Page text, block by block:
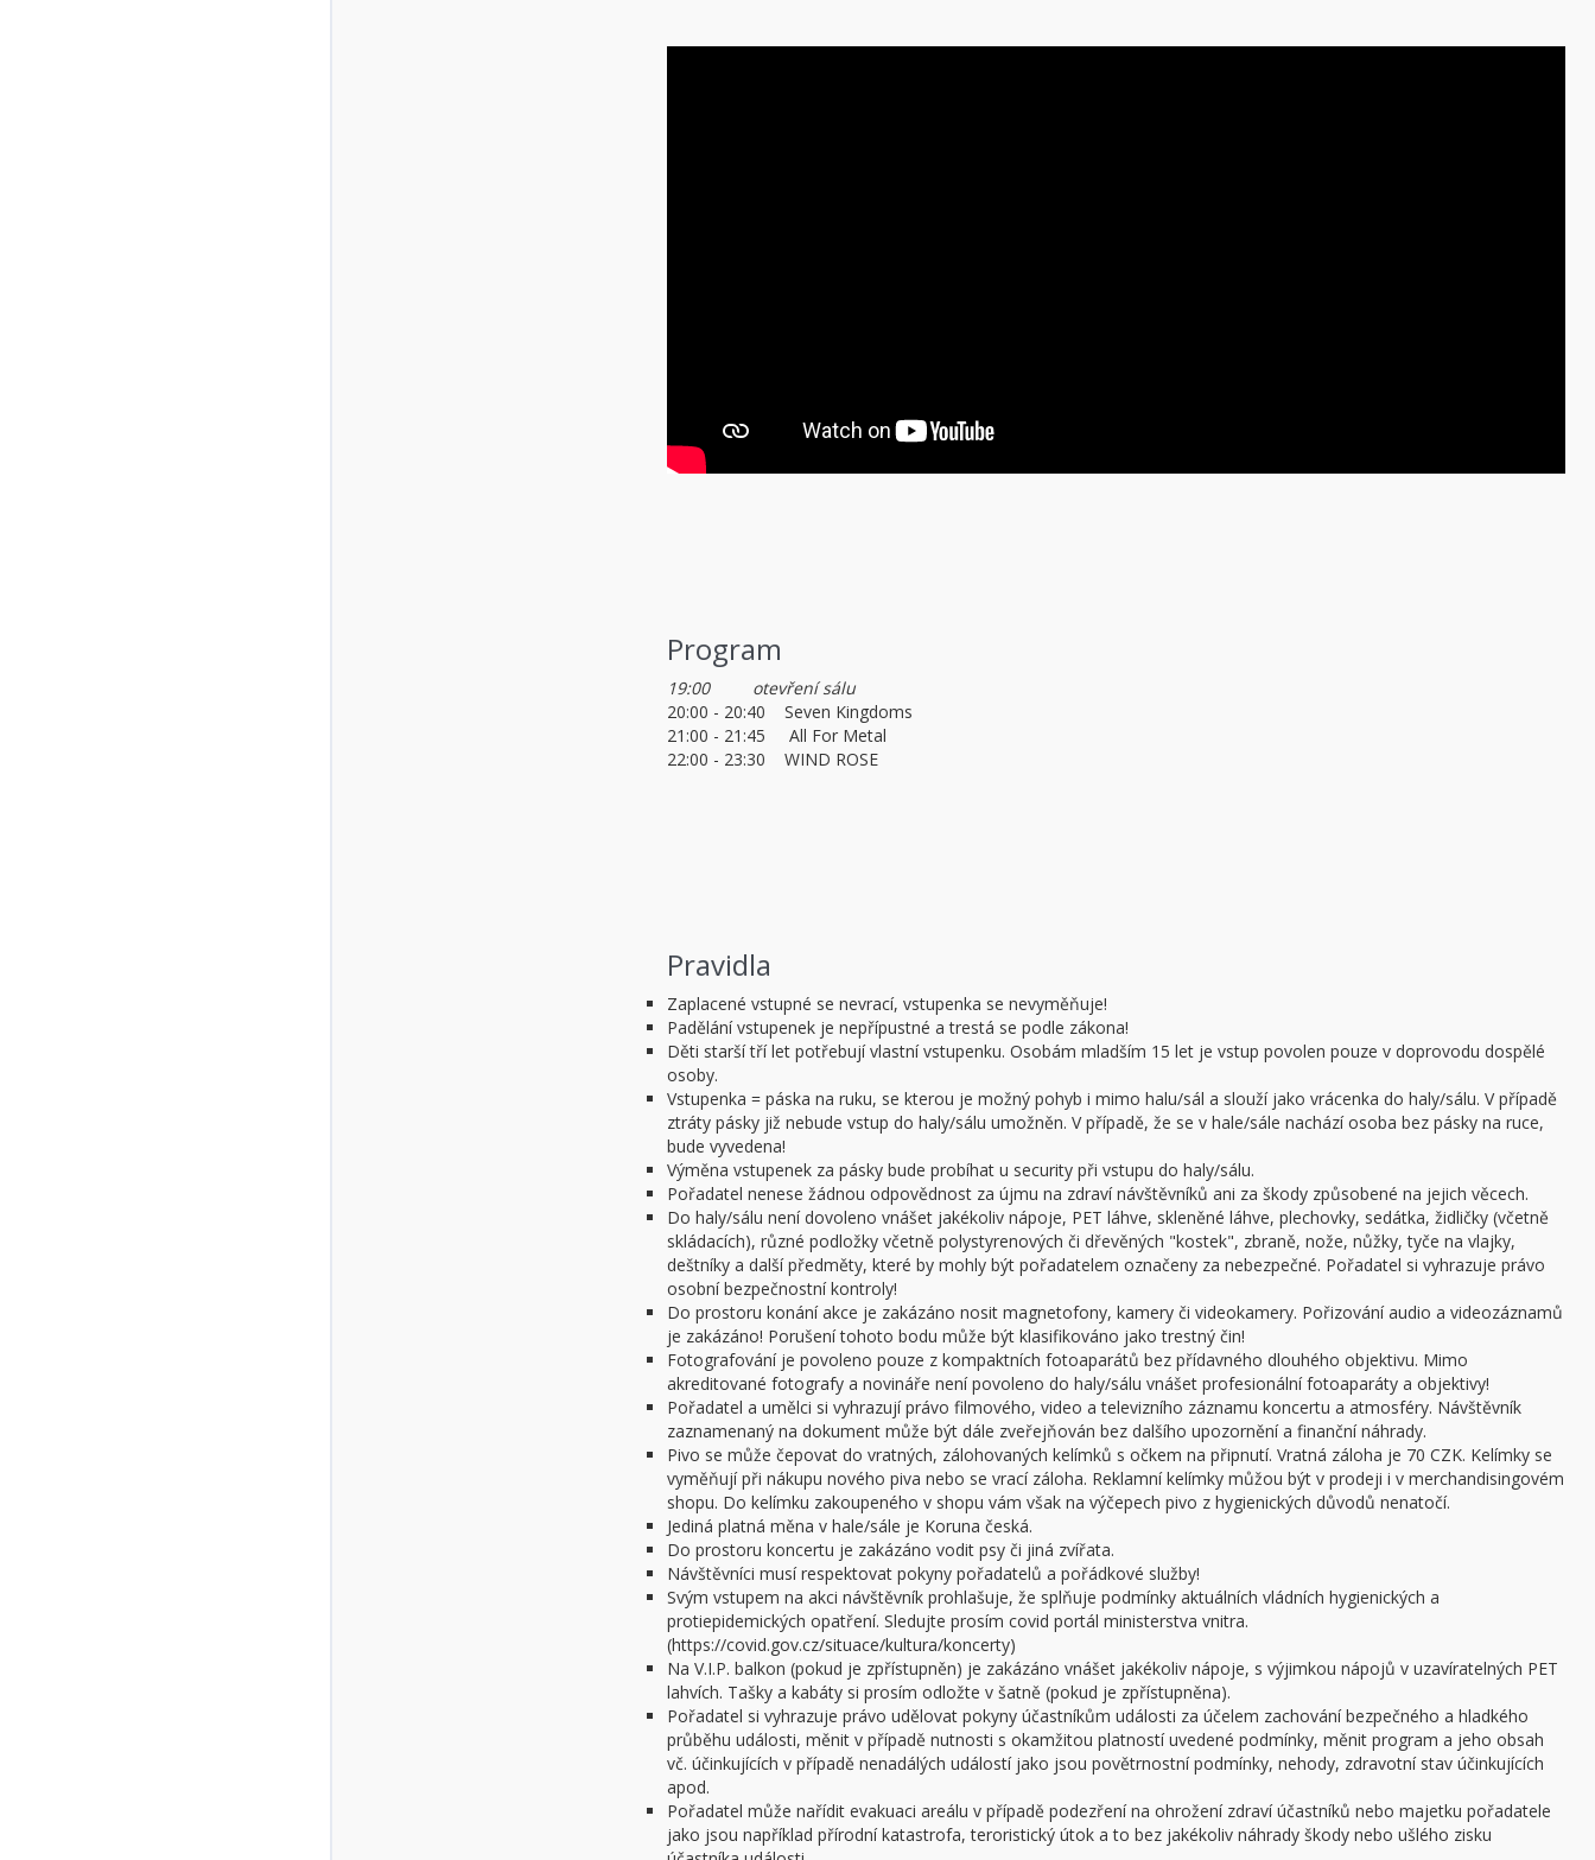
Program
19:00 otevření sálu
20:00 - 20:40 Seven Kingdoms
21:00 - 21:45 All For Metal
22:00 - 23:30 WIND ROSE
Pravidla
Zaplacené vstupné se nevrací, vstupenka se nevyměňuje!
Padělání vstupenek je nepřípustné a trestá se podle zákona!
Děti starší tří let potřebují vlastní vstupenku. Osobám mladším 15 let je vstup povolen pouze v doprovodu dospělé
osoby.
Vstupenka = páska na ruku, se kterou je možný pohyb i mimo halu/sál a slouží jako vrácenka do haly/sálu. V případě
ztráty pásky již nebude vstup do haly/sálu umožněn. V případě, že se v hale/sále nachází osoba bez pásky na ruce,
bude vyvedena!
Výměna vstupenek za pásky bude probíhat u security při vstupu do haly/sálu.
Pořadatel nenese žádnou odpovědnost za újmu na zdraví návštěvníků ani za škody způsobené na jejich věcech.
Do haly/sálu není dovoleno vnášet jakékoliv nápoje, PET láhve, skleněné láhve, plechovky, sedátka, židličky (včetně
skládacích), různé podložky včetně polystyrenových či dřevěných "kostek", zbraně, nože, nůžky, tyče na vlajky,
deštníky a další předměty, které by mohly být pořadatelem označeny za nebezpečné. Pořadatel si vyhrazuje právo
osobní bezpečnostní kontroly!
Do prostoru konání akce je zakázáno nosit magnetofony, kamery či videokamery. Pořizování audio a videozáznamů
je zakázáno! Porušení tohoto bodu může být klasifikováno jako trestný čin!
Fotografování je povoleno pouze z kompaktních fotoaparátů bez přídavného dlouhého objektivu. Mimo
akreditované fotografy a novináře není povoleno do haly/sálu vnášet profesionální fotoaparáty a objektivy!
Pořadatel a umělci si vyhrazují právo filmového, video a televizního záznamu koncertu a atmosféry. Návštěvník
zaznamenaný na dokument může být dále zveřejňován bez dalšího upozornění a finanční náhrady.
Pivo se může čepovat do vratných, zálohovaných kelímků s očkem na připnutí. Vratná záloha je 70 CZK. Kelímky se
vyměňují při nákupu nového piva nebo se vrací záloha. Reklamní kelímky můžou být v prodeji i v merchandisingovém
shopu. Do kelímku zakoupeného v shopu vám však na výčepech pivo z hygienických důvodů nenatočí.
Jediná platná měna v hale/sále je Koruna česká.
Do prostoru koncertu je zakázáno vodit psy či jiná zvířata.
Návštěvníci musí respektovat pokyny pořadatelů a pořádkové služby!
Svým vstupem na akci návštěvník prohlašuje, že splňuje podmínky aktuálních vládních hygienických a
protiepidemických opatření. Sledujte prosím covid portál ministerstva vnitra.
(https://covid.gov.cz/situace/kultura/koncerty)
Na V.I.P. balkon (pokud je zpřístupněn) je zakázáno vnášet jakékoliv nápoje, s výjimkou nápojů v uzavíratelných PET
lahvích. Tašky a kabáty si prosím odložte v šatně (pokud je zpřístupněna).
Pořadatel si vyhrazuje právo udělovat pokyny účastníkům události za účelem zachování bezpečného a hladkého
průběhu události, měnit v případě nutnosti s okamžitou platností uvedené podmínky, měnit program a jeho obsah
vč. účinkujících v případě nenadálých událostí jako jsou povětrnostní podmínky, nehody, zdravotní stav účinkujících
apod.
Pořadatel může nařídit evakuaci areálu v případě podezření na ohrožení zdraví účastníků nebo majetku pořadatele
jako jsou například přírodní katastrofa, teroristický útok a to bez jakékoliv náhrady škody nebo ušlého zisku